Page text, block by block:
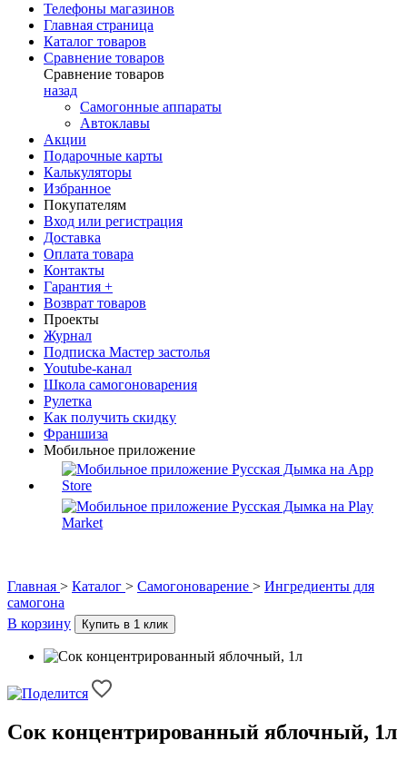
Телефоны магазинов
Главная страница
Каталог товаров
Сравнение товаров
Сравнение товаров
назад
Самогонные аппараты
Автоклавы
Акции
Подарочные карты
Калькуляторы
Избранное
Покупателям
Вход или регистрация
Доставка
Оплата товара
Контакты
Гарантия +
Возврат товаров
Проекты
Журнал
Подписка Мастер застолья
Youtube-канал
Школа самогоноварения
Рулетка
Как получить скидку
Франшиза
Мобильное приложение
Главная > Каталог > Самогоноварение > Ингредиенты для
самогона
В корзину
Купить в 1 клик
Сок концентрированный яблочный, 1л